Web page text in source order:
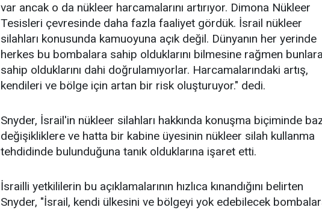
var ancak o da nükleer harcamalarını artırıyor. Dimona Nükleer
Tesisleri çevresinde daha fazla faaliyet gördük. İsrail nükleer
silahları konusunda kamuoyuna açık değil. Dünyanın her yerinde
herkes bu bombalara sahip olduklarını bilmesine rağmen bunlara
sahip olduklarını dahi doğrulamıyorlar. Harcamalarındaki artış,
kendileri ve bölge için artan bir risk oluşturuyor." dedi.
Snyder, İsrail'in nükleer silahları hakkında konuşma biçiminde
değişikliklere ve hatta bir kabine üyesinin nükleer silah kullanma
tehdidinde bulunduğuna tanık olduklarına işaret etti.
İsrailli yetkililerin bu açıklamalarının hızlıca kınandığını belirten
Snyder, "İsrail, kendi ülkesini ve bölgeyi yok edebilecek